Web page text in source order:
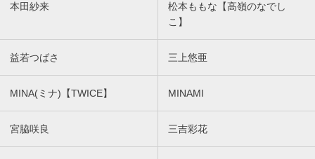
本田紗来
松本ももな【高嶺のなでし
こ】
益若つばさ 三上悠亜
MINA(ミナ)【TWICE】 MINAMI
宮脇咲良 三吉彩花